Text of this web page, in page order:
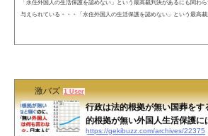
「永住外国人の生活保護を認めない」という最高裁判決があるにも関わ
与えられている・・・「永住外国人の生活保護を認めない」という最高
激バズ 1 User
行政は法的根拠が無い国葬をす
的根拠が無い外国人生活保護に
https://gekibuzz.com/archives/22375